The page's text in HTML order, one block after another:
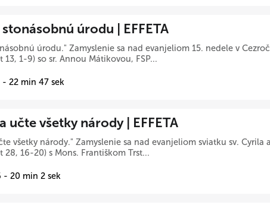
úrodu | EFFETA
úrodu." Zamyslenie sa nad evanjeliom 15. nedele v
13, 1-9) so sr. Annou Mátikovou, FSP...
22 min 47 sek
učte všetky národy | EFFETA
všetky národy." Zamyslenie sa nad evanjeliom sviatku sv. Cyrila
28, 16-20) s Mons. Františkom Trst...
- 20 min 2 sek